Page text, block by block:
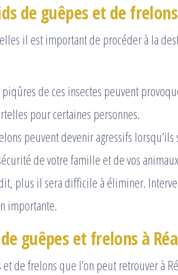
de guêpes et de
il est important de procéder à la
piqûres de ces insectes peuvent
pour certaines personnes.
peuvent devenir agressifs lorsqu’ils
de votre famille et de vos
plus il sera difficile à éliminer.
importante.
guêpes et frelons à
de frelons que l’on peut retrouver à